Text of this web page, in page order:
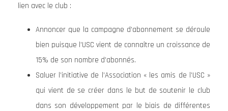
lien avec le club :
Annoncer que la campagne d’abonnement se déroule
bien puisque l’USC vient de connaître un croissance de
15% de son nombre d’abonnés.
Saluer l’initiative de l’Association « les amis de l’USC »
qui vient de se créer dans le but de soutenir le club
dans son développement par le biais de différentes